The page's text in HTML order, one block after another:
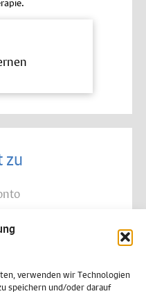
verwenden wir Technologien
speichern und/oder darauf
zu